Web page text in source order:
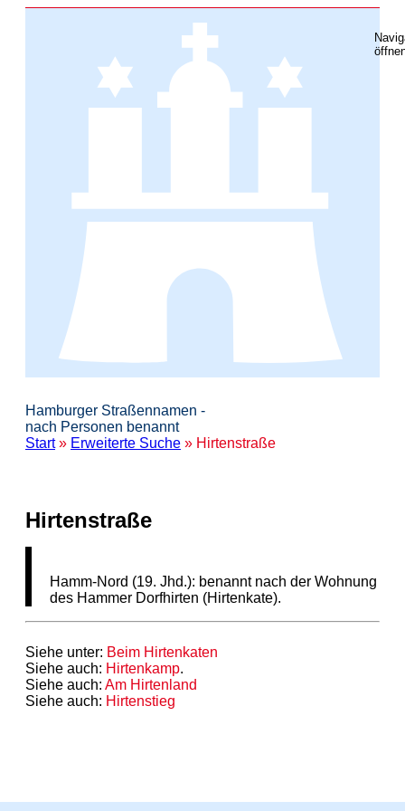
Hamburger Straßennamen -
nach Personen benannt
Start» Erweiterte Suche » Hirtenstraße
Hirtenstraße
Hamm-Nord (19. Jhd.): benannt nach der Wohnung
des Hammer Dorfhirten (Hirtenkate).
Siehe unter: Beim Hirtenkaten
Siehe auch: Hirtenkamp.
Siehe auch: Am Hirtenland
Siehe auch: Hirtenstieg